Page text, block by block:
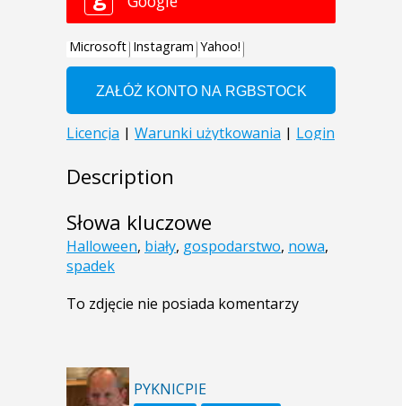
Description
Słowa kluczowe
Halloween, biały, gospodarstwo, nowa,
spadek
To zdjęcie nie posiada komentarzy
PYKNICPIE